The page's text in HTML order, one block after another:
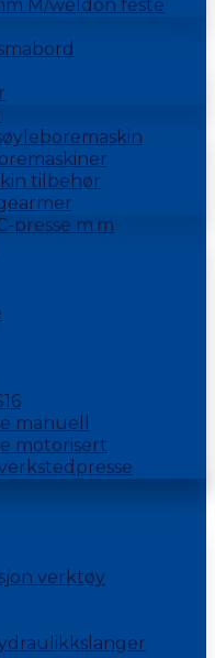
M/weldon feste
tilbehør
presse m.m
manuell
motorisert
verktøy